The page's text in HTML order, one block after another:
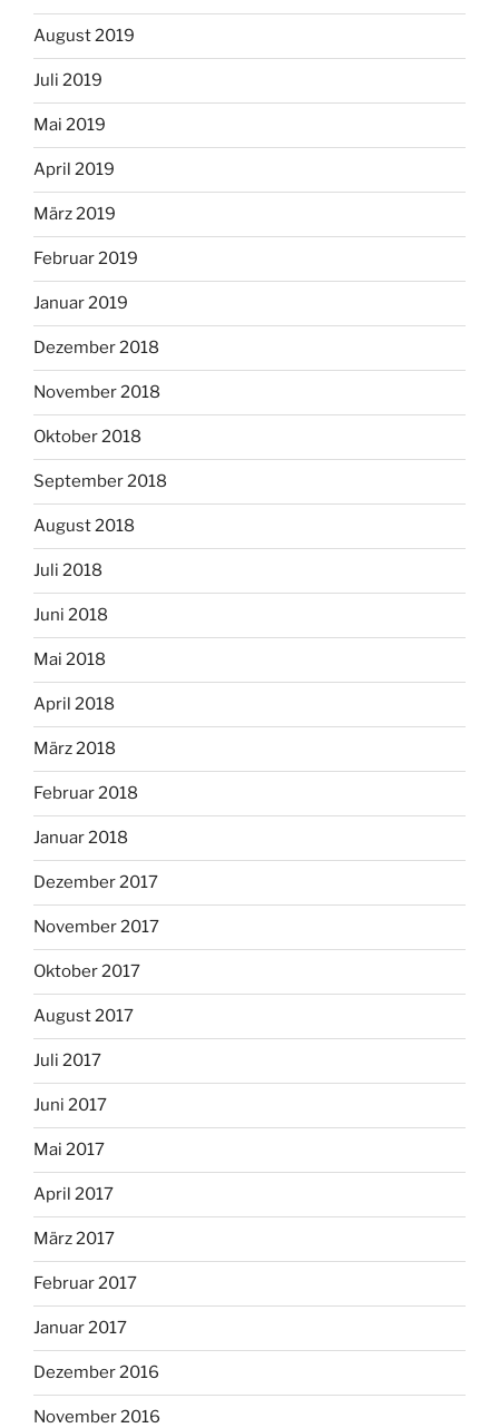
August 2019
Juli 2019
Mai 2019
April 2019
März 2019
Februar 2019
Januar 2019
Dezember 2018
November 2018
Oktober 2018
September 2018
August 2018
Juli 2018
Juni 2018
Mai 2018
April 2018
März 2018
Februar 2018
Januar 2018
Dezember 2017
November 2017
Oktober 2017
August 2017
Juli 2017
Juni 2017
Mai 2017
April 2017
März 2017
Februar 2017
Januar 2017
Dezember 2016
November 2016